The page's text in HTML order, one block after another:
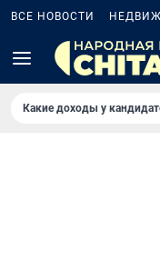
ВСЕ НОВОСТИ
Какие доходы у